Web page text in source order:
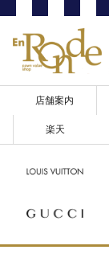
店舗案内
楽天